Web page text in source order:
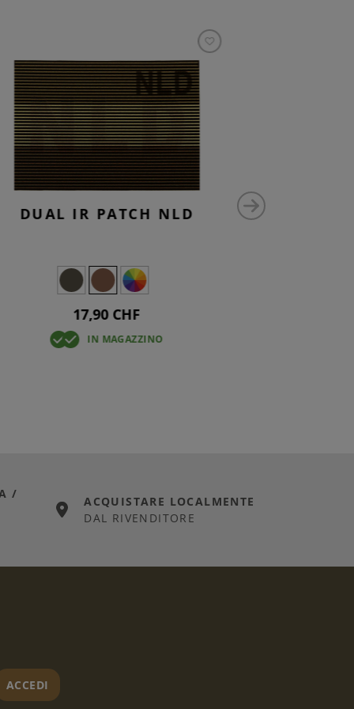
DUAL IR PATCH NLD
17,90 CHF
IN MAGAZZINO
/
ACQUISTARE LOCALMENTE
DAL RIVENDITORE
ACCEDI